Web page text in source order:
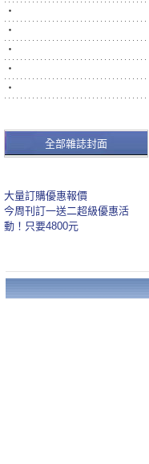
‧
‧
‧
‧
‧
全部雜誌封面
大量訂購優惠報價
今周刊訂一送二超級優惠活
動！只要4800元